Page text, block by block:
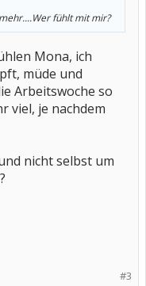
fühlt mit mir?
Mona, ich
müde und
Arbeitswoche so
viel, je nachdem
nicht selbst um
#3